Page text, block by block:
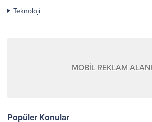
Teknoloji
MOBİL REKLAM ALANI
Popüler Konular